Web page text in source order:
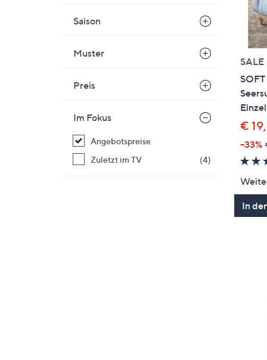
Saison
Muster
Preis
Im Fokus
Angebotspreise
Zuletzt im TV
(4)
SALE
€
--33%
In